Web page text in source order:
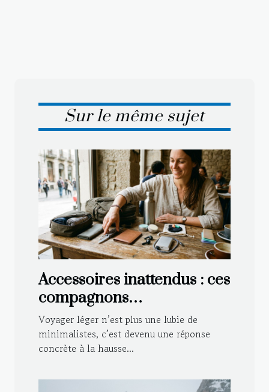
Sur le même sujet
Accessoires inattendus : ces
compagnons
indispensables pour
voyager léger
Voyager léger n’est plus une lubie de
minimalistes, c’est devenu une réponse
concrète à la hausse...